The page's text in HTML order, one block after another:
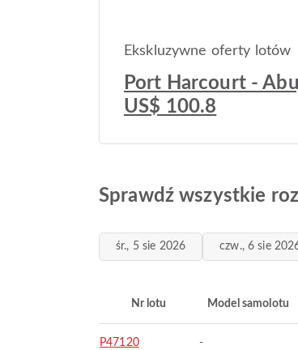
Ekskluzywne oferty lotów
Port Harcourt -
US$ 100.8
Sprawdź wszystkie
śr., 5 sie 2026 czw., 6 sie
Nr lotu Model samolotu
P47120 -